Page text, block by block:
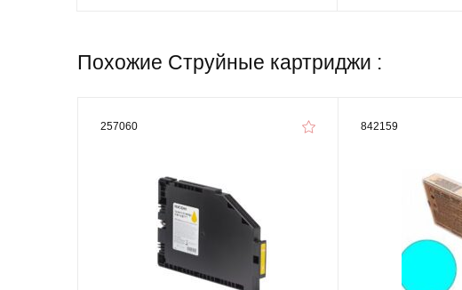
Похожие Струйные картриджи :
257060 842159